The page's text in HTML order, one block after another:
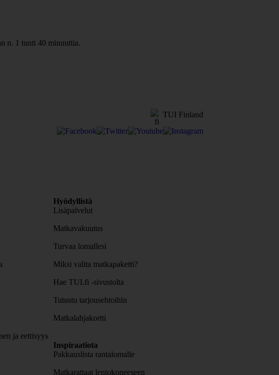
n. 1 tunti 40 minuuttia.
TUI Finland
ja eettisyys
Hyödyllistä
Lisäpalvelut
Matkavakuutus
Turvaa lomallesi
Miksi valita matkapaketti?
Hae TUI.fi -sivustolta
Tutustu tarjousehtoihin
Matkalahjakortti
Inspiraatiota
Pakkauslista rantalomalle
Matkarattaat lentokoneeseen